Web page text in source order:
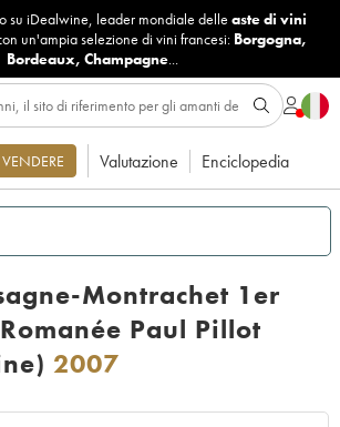
su iDealwine, leader mondiale delle aste di vini
un'ampia selezione di vini francesi: Borgogna,
Bordeaux, Champagne...
VENDERE Valutazione Enciclopedia
Montrachet 1er
Paul Pillot
2007